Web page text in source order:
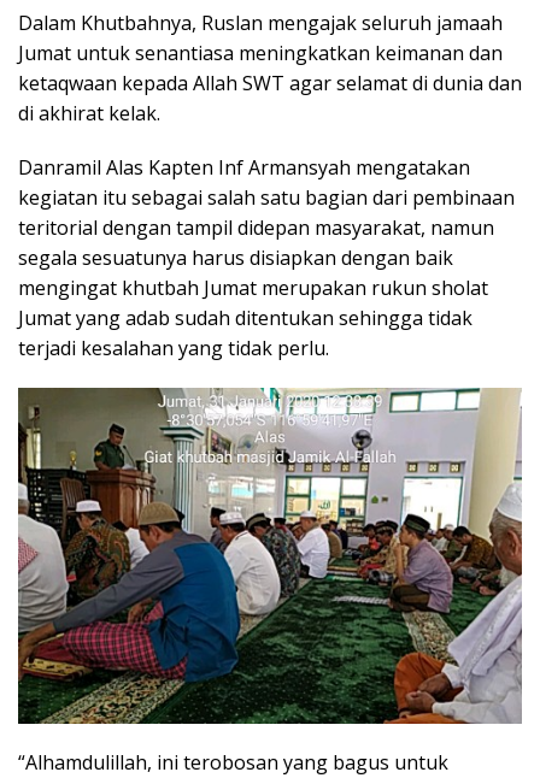
Dalam Khutbahnya, Ruslan mengajak seluruh jamaah
Jumat untuk senantiasa meningkatkan keimanan dan
ketaqwaan kepada Allah SWT agar selamat di dunia dan
di akhirat kelak.
Danramil Alas Kapten Inf Armansyah mengatakan
kegiatan itu sebagai salah satu bagian dari pembinaan
teritorial dengan tampil didepan masyarakat, namun
segala sesuatunya harus disiapkan dengan baik
mengingat khutbah Jumat merupakan rukun sholat
Jumat yang adab sudah ditentukan sehingga tidak
terjadi kesalahan yang tidak perlu.
“Alhamdulillah, ini terobosan yang bagus untuk